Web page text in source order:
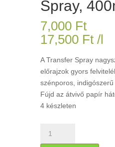
Spray,
7,000 Ft
17,500 Ft /l
A Transfer Spray
előrajzok gyors
szénporos, indigószerű
Fújd az átvivő papír
4 készleten